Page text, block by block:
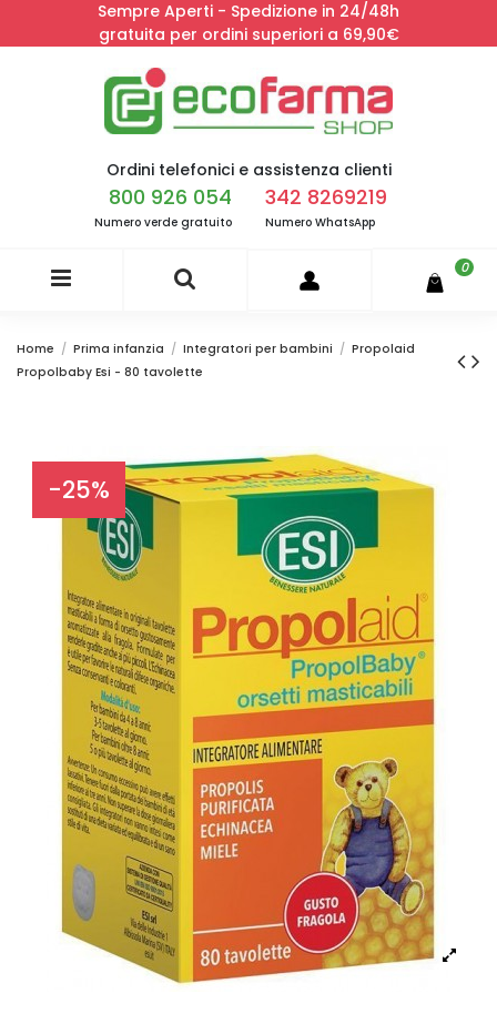
Sempre Aperti - Spedizione in 24/48h
gratuita per ordini superiori a 69,90€
Ordini telefonici e assistenza clienti
800 926 054
Numero verde gratuito
342 8269219
Numero WhatsApp
0
Home Prima infanzia Integratori per bambini
Propolaid
Propolbaby Esi - 80 tavolette
-25%